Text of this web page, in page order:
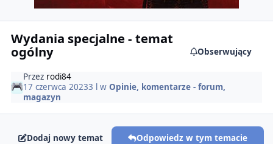
Wydania specjalne - temat
ogólny Obserwujący
Przez rodi84
17 czerwca 20233 l w Opinie, komentarze - forum,
magazyn
Dodaj nowy temat Odpowiedz w tym temacie